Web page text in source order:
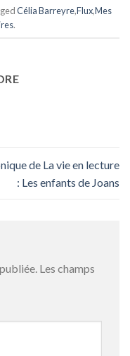
Célia Barreyre,Flux,Mes
.
de La vie en lecture
: Les enfants de Joans
Les champs